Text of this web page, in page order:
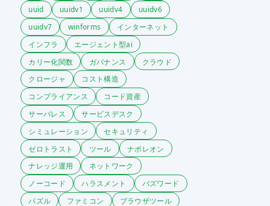
uuid uuidv1 uuidv4
uuidv6
uuidv7
winforms
インターネット
インフラ
エージェント型ai
カリー化関数
ガバナンス
クラウド
クロージャ
コスト構造
コンプライアンス
コード資産
サーバレス
サービスデスク
シミュレーション
セキュリティ
ゼロトラスト
ツール
ナポレオン
ナレッジ運用
ネットワーク
ノーコード
ハラスメント
バズワード
パズル
ファミコン
ブラウザツール